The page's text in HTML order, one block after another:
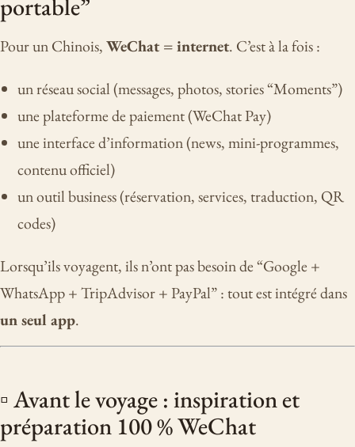
portable”
Pour un Chinois,WeChat = internet. C’est à la fois :
un réseau social (messages, photos, stories “Moments”)
une plateforme de paiement (WeChat Pay)
une interface d’information (news, mini-programmes,
contenu officiel)
un outil business (réservation, services, traduction, QR
codes)
Lorsqu’ils voyagent, ils n’ont pas besoin de “Google +
WhatsApp + TripAdvisor + PayPal” : tout est intégré dans
un seul app.
▫️ Avant le voyage : inspiration et
préparation 100 % WeChat